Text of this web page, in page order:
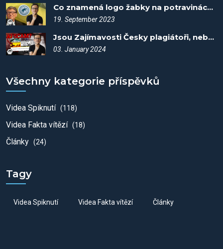
Co znamená logo žabky na potravinách? - Spiknutí #12
19. September 2023
Jsou Zajímavosti Česky plagiátoři, nebo AI scam? - Spiknutí #75
03. January 2024
Všechny kategorie příspěvků
Videa Spiknutí (118)
Videa Fakta vítězí (18)
Články (24)
Tagy
Videa Spiknutí Videa Fakta vítězí Články